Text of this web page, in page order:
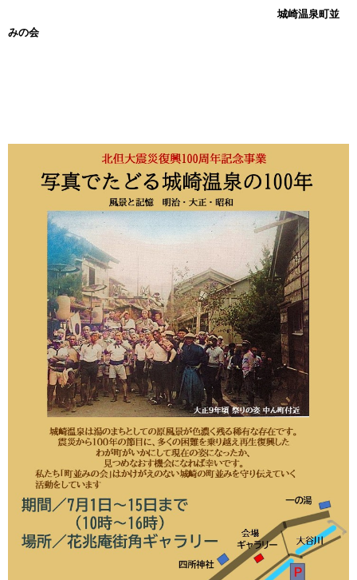
城崎温泉町並
みの会